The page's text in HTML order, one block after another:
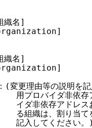
名]
名]
変更理由等の説明を記
用プロバイダ非依存
イダ非依存アドレス
る組織は、割り当て
記入してください。)